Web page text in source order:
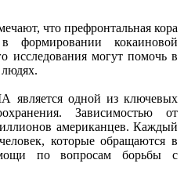
что префронтальная кора
формировании кокаиновой
исследования могут помочь в
является одной из ключевых
Зависимостью от
американцев. Каждый
которые обращаются в
по вопросам борьбы с